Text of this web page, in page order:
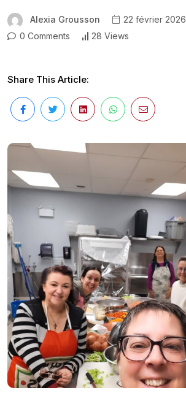
Alexia Grousson
22 février 2026
0 Comments
28 Views
Share This Article: